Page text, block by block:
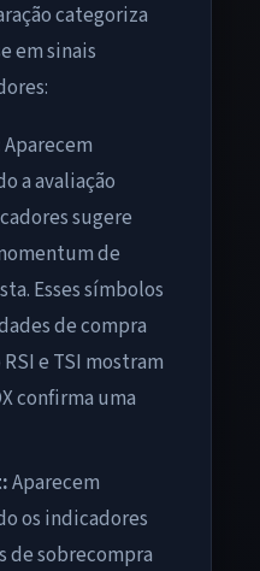
categoriza
em sinais
Aparecem
a avaliação
sugere
de
Esses símbolos
de compra
e TSI mostram
confirma uma
Aparecem
os indicadores
de sobrecompra